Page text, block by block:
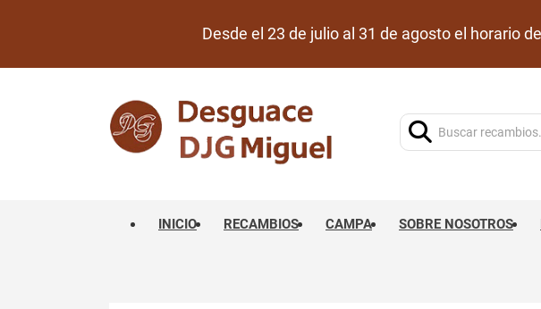
Desde el 23 de julio al 31 de agosto el horario
INICIO RECAMBIOS CAMPA SOBRE NOSOTROS